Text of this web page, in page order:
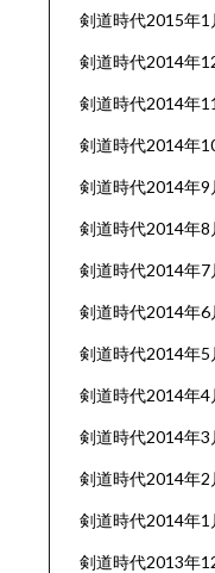
剣道時代2015年1
剣道時代2014年
剣道時代2014年
剣道時代2014年
剣道時代2014年9
剣道時代2014年8
剣道時代2014年7
剣道時代2014年6
剣道時代2014年5
剣道時代2014年4
剣道時代2014年3
剣道時代2014年2
剣道時代2014年1
剣道時代2013年